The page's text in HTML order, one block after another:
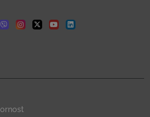
ViberInstagram
TwitterYoutubeLinkedin